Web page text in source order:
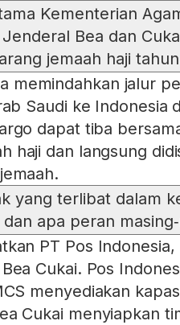
Kementerian
Bea dan
jemaah haji
memindahkan jalur
Saudi ke Indonesia
dapat tiba
haji dan langsung
yang terlibat dalam
dan apa peran
PT Pos
Cukai. Pos
menyediakan
Cukai menyiapkan